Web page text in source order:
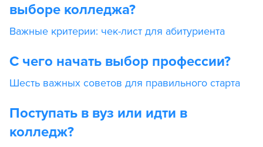
выборе колледжа?
Важные критерии: чек-лист для абитуриента
С чего начать выбор профессии?
Шесть важных советов для правильного старта
Поступать в вуз или идти в
колледж?